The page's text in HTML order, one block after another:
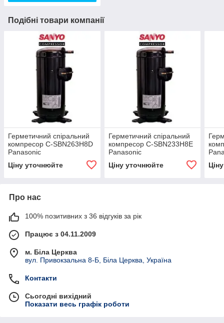
Подібні товари компанії
Герметичний спіральний
компресор C-SBN263H8D
Panasonic
Ціну уточнюйте
Герметичний спіральний
компресор C-SBN233H8E
Panasonic
Ціну уточнюйте
Про нас
100% позитивних з 36 відгуків за рік
Працює з 04.11.2009
м. Біла Церква
вул. Привокзальна 8-Б, Біла Церква, Україна
Контакти
Сьогодні вихідний
Показати весь графік роботи